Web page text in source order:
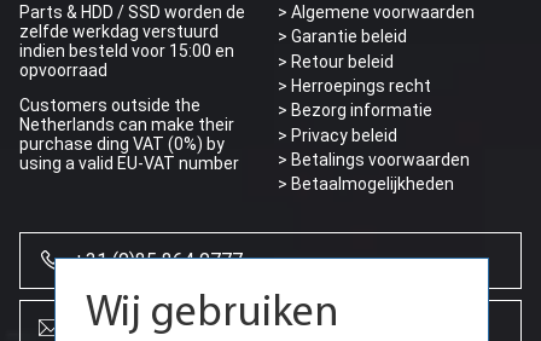
Parts & HDD / SSD worden de
zelfde werkdag verstuurd
indien besteld voor 15:00 en
opvoorraad
Customers outside the
Netherlands can make their
purchase ding VAT (0%) by
using a valid EU-VAT number
> Algemene voorwaarden
> Garantie beleid
> Retour beleid
> Herroepings recht
> Bezorg informatie
> Privacy beleid
> Betalings voorwaarden
> Betaalmogelijkheden
+31 (0)85 864 0777
info@creoserver.com
Wij gebruiken